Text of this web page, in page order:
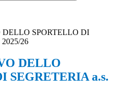
SPORTELLO DI
26
DELLO
SEGRETERIA a.s.